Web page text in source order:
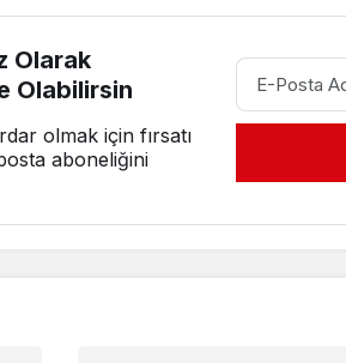
Olarak
Olabilirsin
olmak için fırsatı
aboneliğini